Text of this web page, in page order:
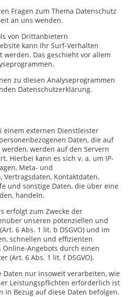
Fragen zum Thema Datenschutz
an uns wenden.
von Dritt­anbietern
kann Ihr Surf-Verhalten
werden. Das geschieht vor allem
zu diesen Analyseprogrammen
Datenschutzerklärung.
einem externen Dienstleister
Daten, die auf
werden auf den Servern
Hierbei kann es sich v. a. um IP-
Meta- und
Vertragsdaten, Kontaktdaten,
und sonstige Daten, die über eine
handeln.
erfolgt zum Zwecke der
unseren potenziellen und
6 Abs. 1 lit. b DSGVO) und im
schnellen und effizienten
Angebots durch einen
(Art. 6 Abs. 1 lit. f DSGVO).
Daten nur insoweit verarbeiten, wie
Leistungspflichten erforderlich ist
in Bezug auf diese Daten befolgen.